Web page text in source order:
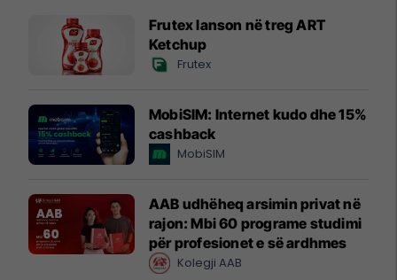
Frutex lanson në treg ART
Ketchup
Frutex
MobiSIM: Internet kudo dhe 15%
cashback
MobiSIM
AAB udhëheq arsimin privat në
rajon: Mbi 60 programe studimi
për profesionet e së ardhmes
Kolegji AAB